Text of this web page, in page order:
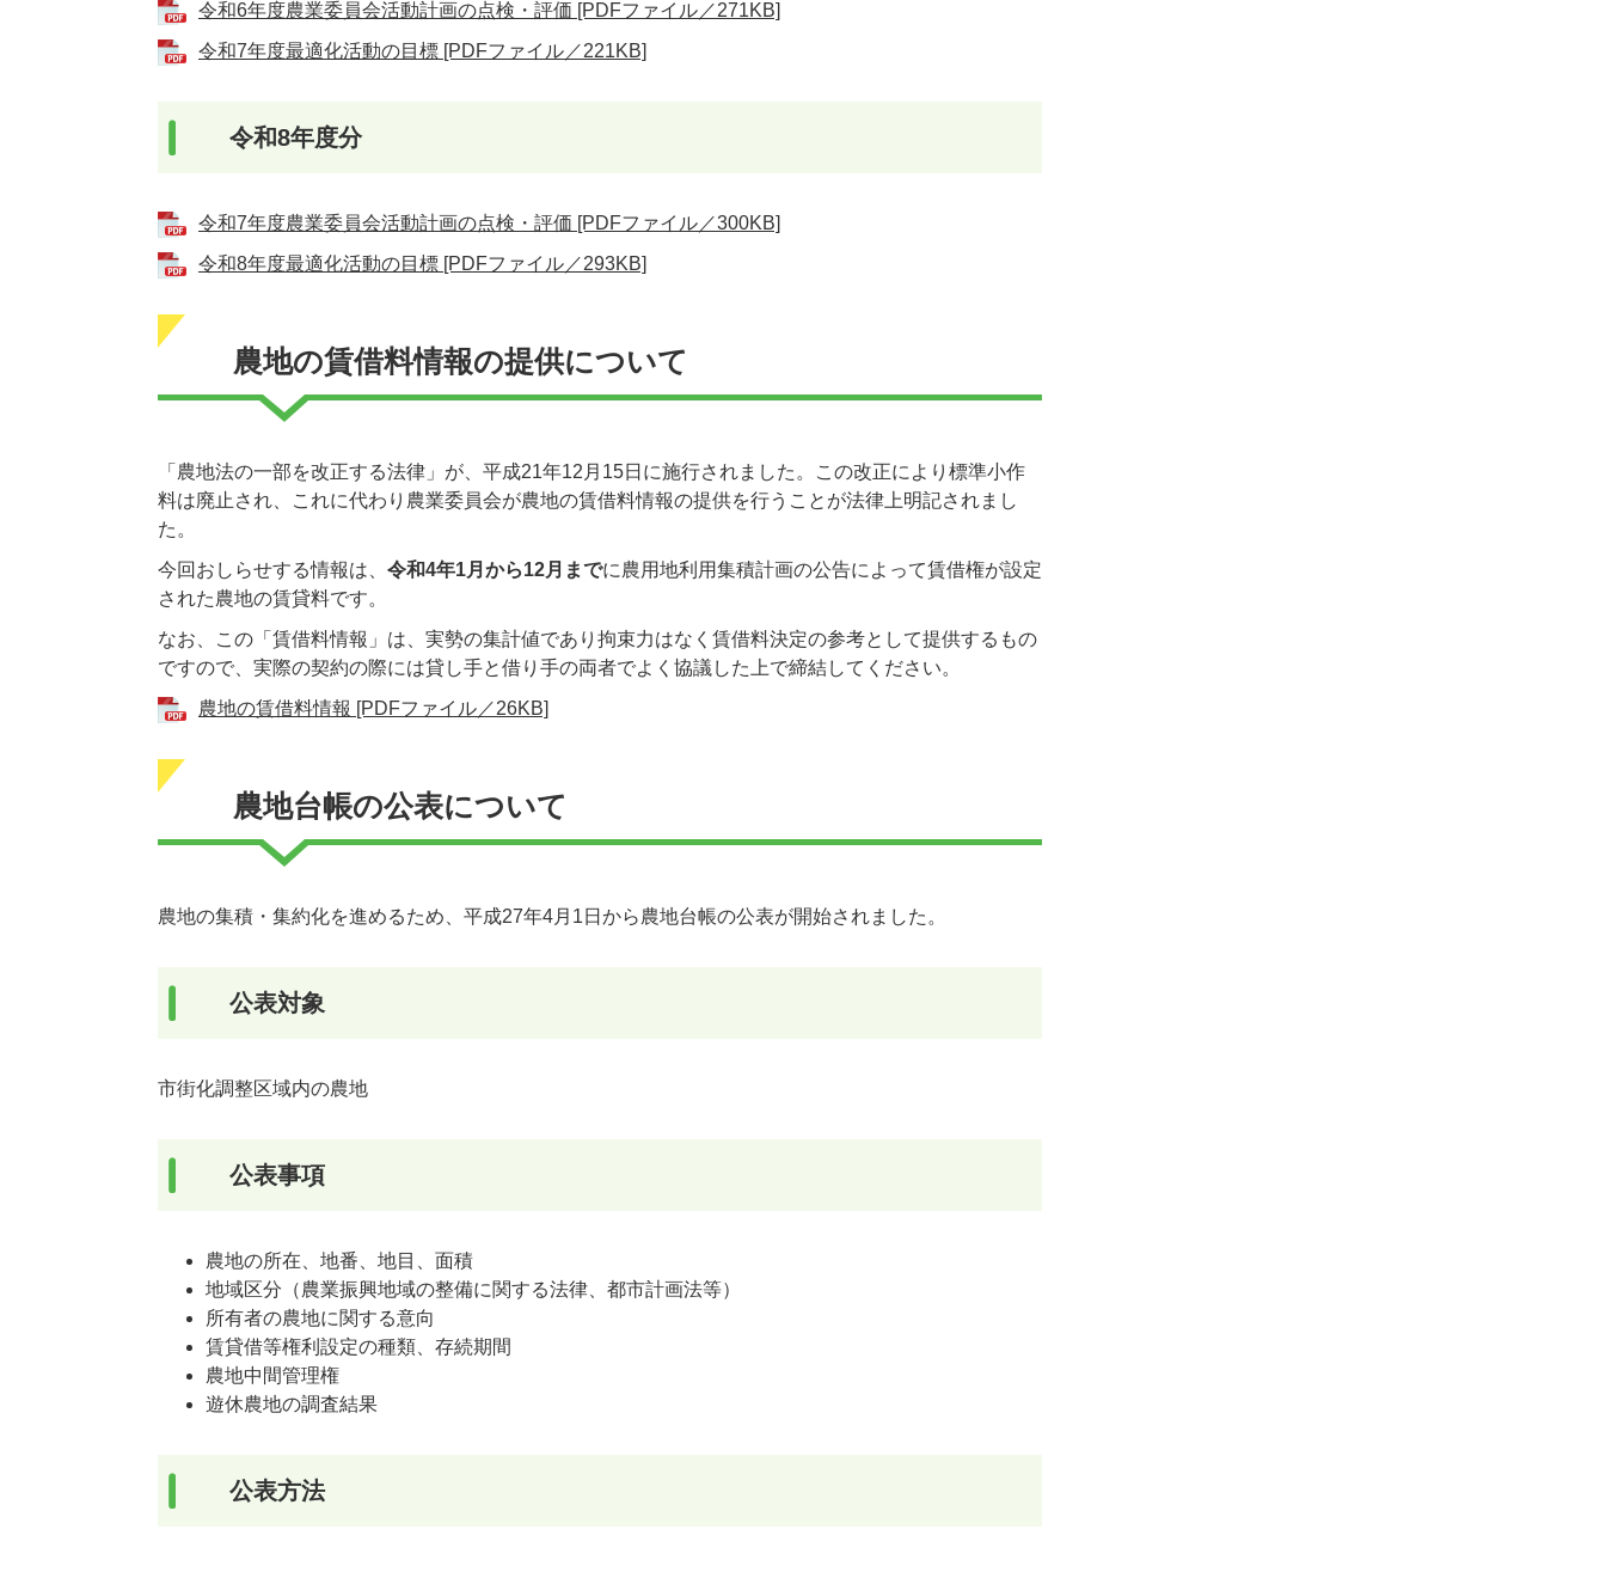
令和6年度農業委員会活動計画の点検・評価 [PDFファイル／271KB]
令和7年度最適化活動の目標 [PDFファイル／221KB]
令和8年度分
令和7年度農業委員会活動計画の点検・評価 [PDFファイル／300KB]
令和8年度最適化活動の目標 [PDFファイル／293KB]
農地の賃借料情報の提供について
「農地法の一部を改正する法律」が、平成21年12月15日に施行されました。この改正により標準小作
料は廃止され、これに代わり農業委員会が農地の賃借料情報の提供を行うことが法律上明記されまし
た。
今回おしらせする情報は、 令和4年1月から12月までに農用地利用集積計画の公告によって賃借権が設定
された農地の賃貸料です。
なお、この「賃借料情報」は、実勢の集計値であり拘束力はなく賃借料決定の参考として提供するもの
ですので、実際の契約の際には貸し手と借り手の両者でよく協議した上で締結してください。
農地の賃借料情報 [PDFファイル／26KB]
農地台帳の公表について
農地の集積・集約化を進めるため、平成27年4月1日から農地台帳の公表が開始されました。
公表対象
市街化調整区域内の農地
公表事項
農地の所在、地番、地目、面積
地域区分（農業振興地域の整備に関する法律、都市計画法等）
所有者の農地に関する意向
賃貸借等権利設定の種類、存続期間
農地中間管理権
遊休農地の調査結果
公表方法